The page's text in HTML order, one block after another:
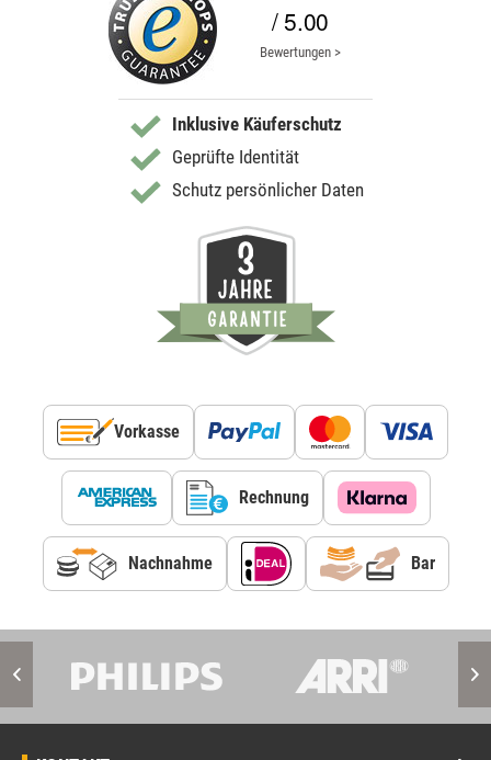
/ 5.00
Bewertungen >
Inklusive Käuferschutz
Geprüfte Identität
Schutz persönlicher Daten
Vorkasse
Rechnung
Nachnahme Bar